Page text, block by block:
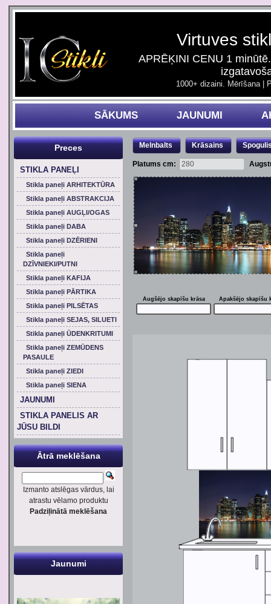
Virtuves
APRĒĶINI CENU 1
1000+ dizaini. Mērīšana |
SĀKUMS JAUNUMI
Melnbalts Krāsains
Platums cm:
Augšējo skapīšu krāsa Apakšējo skapīšu
Preces
STIKLA PANEĻI
Stikla paneļi ARHITEKTŪRA
Stikla paneļi ABSTRAKCIJA
Stikla paneļi AUGĻI/OGAS
Stikla paneļi DABA
Stikla paneļi DZĒRIENI
Stikla paneļi
DZĪVNIEKI/PUTNI
Stikla paneļi KAFIJA
Stikla paneļi PĀRTIKA
Stikla paneļi PILSĒTAS
Stikla paneļi SEJAS, SILUETI
Stikla paneļi ŪDENKRITUMI
Stikla paneļi ZEMŪDENS
PASAULE
Stikla paneļi ZIEDI
Stikla paneļi SIENA
JAUNUMI
STIKLA PANELIS AR
JŪSU BILDI
Ātrā meklēšana
Izmanto atslēgas vārdus, lai
atrastu vēlamo produktu
Padziļinātā meklēšana
Jaunumi